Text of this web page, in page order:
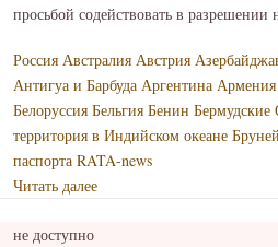
просьбой содействовать в
Россия Австралия Австрия
Антигуа и Барбуда Аргентина Армения
Белоруссия Бельгия Бенин Бермудские
территория в Индийском океане Бруней
паспорта RATA-news
Читать далее
не доступно